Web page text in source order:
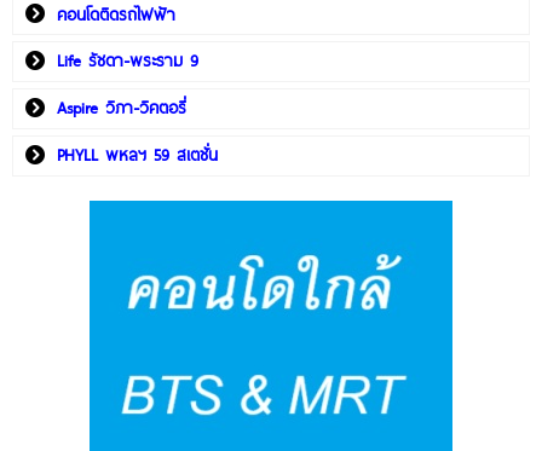
คอนโดติดรถไฟฟ้า
Life รัชดา-พระราม 9
Aspire วิภา-วิคตอรี่
PHYLL พหลฯ 59 สเตชั่น